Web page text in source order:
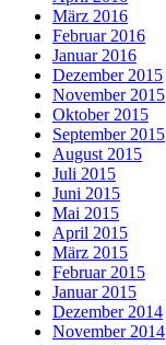
März 2016
Februar 2016
Januar 2016
Dezember 2015
November 2015
Oktober 2015
September 2015
August 2015
Juli 2015
Juni 2015
Mai 2015
April 2015
März 2015
Februar 2015
Januar 2015
Dezember 2014
November 2014